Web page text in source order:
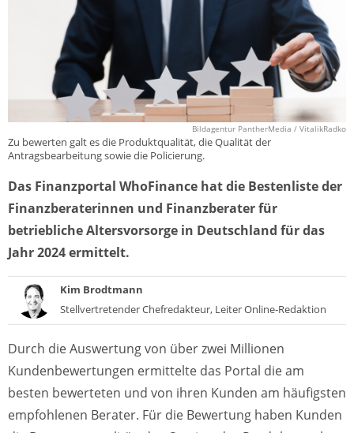
Bildagentur PantherMedia / VitalikRadko
Zu bewerten galt es die Produktqualität, die Qualität der
Antragsbearbeitung sowie die Policierung.
Das Finanzportal WhoFinance hat die Bestenliste der
Finanzberaterinnen und Finanzberater für
betriebliche Altersvorsorge in Deutschland für das
Jahr 2024 ermittelt.
Kim Brodtmann
Stellvertretender Chefredakteur, Leiter Online-Redaktion
Durch die Auswertung von über zwei Millionen
Kundenbewertungen ermittelte das Portal die am
besten bewerteten und von ihren Kunden am häufigsten
empfohlenen Berater. Für die Bewertung haben Kunden